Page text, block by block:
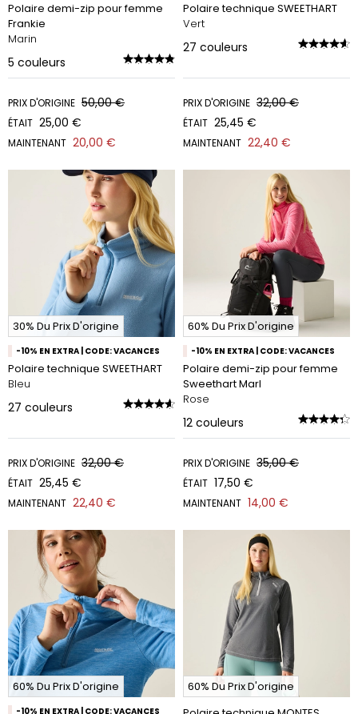
Polaire demi-zip pour femme
Frankie
Marin
5 couleurs
PRIX D'ORIGINE 50,00 €
ÉTAIT 25,00 €
MAINTENANT 20,00 €
Polaire technique SWEETHART
Vert
27 couleurs
PRIX D'ORIGINE 32,00 €
ÉTAIT 25,45 €
MAINTENANT 22,40 €
30% Du Prix D'origine
-10% EN EXTRA | CODE: VACANCES
Polaire technique SWEETHART
Bleu
27 couleurs
PRIX D'ORIGINE 32,00 €
ÉTAIT 25,45 €
MAINTENANT 22,40 €
60% Du Prix D'origine
-10% EN EXTRA | CODE: VACANCES
Polaire demi-zip pour femme
Sweethart Marl
Rose
12 couleurs
PRIX D'ORIGINE 35,00 €
ÉTAIT 17,50 €
MAINTENANT 14,00 €
60% Du Prix D'origine
-10% EN EXTRA | CODE: VACANCES
60% Du Prix D'origine